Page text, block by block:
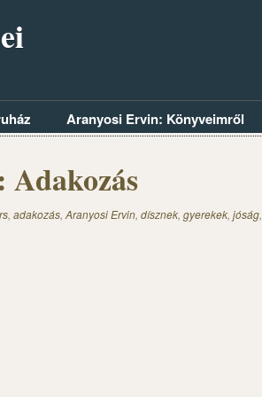
Aranyosi Ervin: Könyveimről
, adakozás, Aranyosi Ervin, dísznek, gyerekek, jóság,